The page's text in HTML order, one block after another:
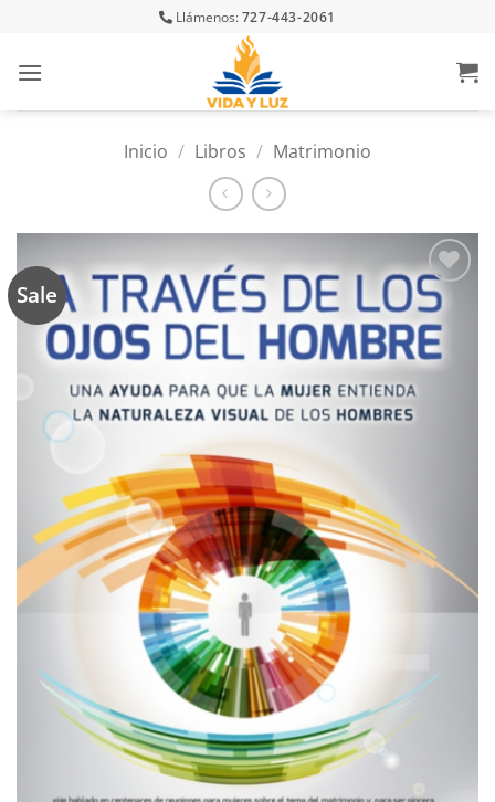
content
Llámenos:727-443-2061
Inicio / Libros / Matrimonio
Sale
Añadir
a la
lista
de